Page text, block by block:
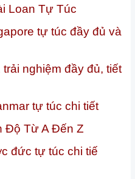
Loan Tự Túc
tự túc đầy đủ và
nghiệm đầy đủ, tiết
tự túc chi tiết
Độ Từ A Đến Z
đức tự túc chi tiế